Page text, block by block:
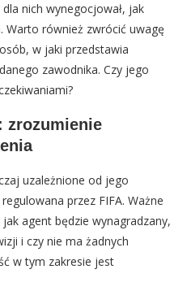
nich wynegocjował, jak
Warto również zwrócić uwagę
w jaki przedstawia
zawodnika. Czy jego
zrozumienie
uzależnione od jego
przez FIFA. Ważne
agent będzie wynagradzany,
i czy nie ma żadnych
w tym zakresie jest